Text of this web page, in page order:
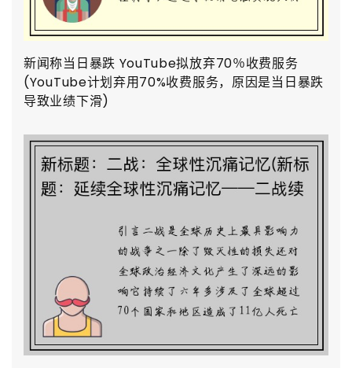
新闻称当日暴跌 YouTube拟放弃70％收费服务
(YouTube计划弃用70%收费服务，原因是当日暴跌
导致业绩下滑)